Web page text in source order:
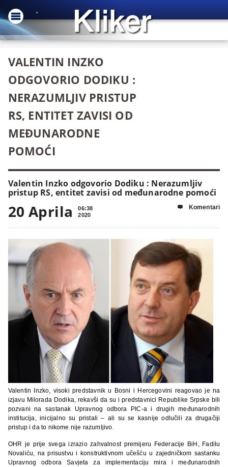
VALENTIN INZKO
ODGOVORIO DODIKU :
NERAZUMLJIV PRISTUP
RS, ENTITET ZAVISI OD
MEĐUNARODNE
POMOĆI
Valentin Inzko odgovorio Dodiku : Nerazumljiv
pristup RS, entitet zavisi od međunarodne pomoći
20 Aprila
06:38
2020
 Komentari
Valentin Inzko, visoki predstavnik u Bosni i Hercegovini reagovao je na
izjavu Milorada Dodika, rekavši da su i predstavnici Republike Srpske bili
pozvani na sastanak Upravnog odbora PIC-a i drugih međunarodnih
institucija, inicijalno su pristali – ali su se kasnije odlučili za drugačiji
pristup i da to nikome nije razumljivo.
OHR je prije svega izrazio zahvalnost premijeru Federacije BiH, Fadilu
Novaliću, na prisustvu i konstruktivnom učešću u zajedničkom sastanku
Upravnog odbora Savjeta za implementaciju mira i međunarodnih